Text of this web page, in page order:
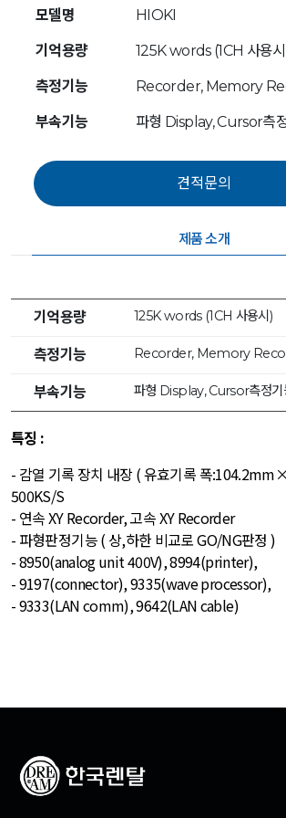
모델명 HIOKI
기억용량 125K words (1CH 사용
측정기능 Recorder, Memory
부속기능 파형 Display, Cursor측
제품 소개
기억용량 125K words (1CH 사용시)
측정기능 Recorder, Memory
부속기능 파형 Display, Cursor측정기
특징 :
- 감열 기록 장치 내장 ( 유효기록 폭
500KS/S
- 연속 X­Y Recorder, 고속 X­Y Recorder
- 파형판정기능 ( 상,하한 비교로 GO/NG판정 )
- 8950(analog unit 400V), 8994(printer),
- 9197(connector), 9335(wave processor),
- 9333(LAN comm), 9642(LAN cable)